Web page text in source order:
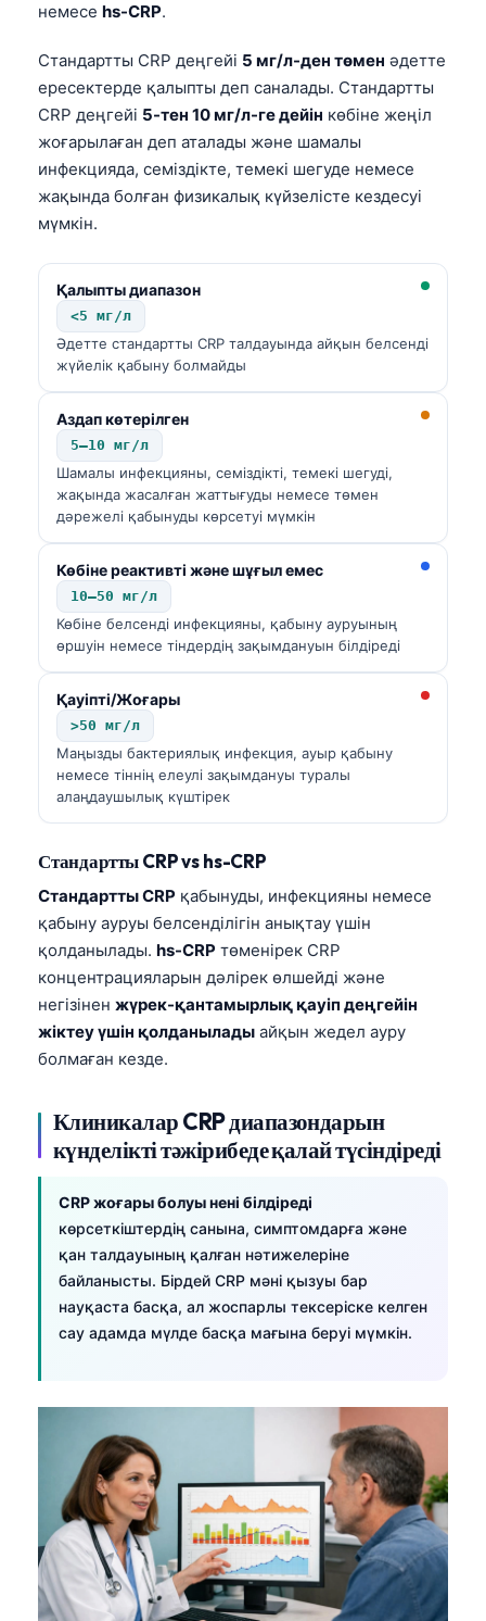
немесе hs-CRP.
Стандартты CRP деңгейі 5 мг/л-ден төмен әдетте
ересектерде қалыпты деп саналады. Стандартты
CRP деңгейі 5-тен 10 мг/л-ге дейін көбіне жеңіл
жоғарылаған деп аталады және шамалы
инфекцияда, семіздікте, темекі шегуде немесе
жақында болған физикалық күйзелісте кездесуі
мүмкін.
Қалыпты диапазон
<5 мг/л
Әдетте стандартты CRP талдауында айқын белсенді
жүйелік қабыну болмайды
Аздап көтерілген
5–10 мг/л
Шамалы инфекцияны, семіздікті, темекі шегуді,
жақында жасалған жаттығуды немесе төмен
дәрежелі қабынуды көрсетуі мүмкін
Көбіне реактивті және шұғыл емес
10–50 мг/л
Көбіне белсенді инфекцияны, қабыну ауруының
өршуін немесе тіндердің зақымдануын білдіреді
Қауіпті/Жоғары
>50 мг/л
Маңызды бактериялық инфекция, ауыр қабыну
немесе тіннің елеулі зақымдануы туралы
алаңдаушылық күштірек
Стандартты CRP vs hs-CRP
Стандартты CRP қабынуды, инфекцияны немесе
қабыну ауруы белсенділігін анықтау үшін
қолданылады. hs-CRP төменірек CRP
концентрацияларын дәлірек өлшейді және
негізінен жүрек-қантамырлық қауіп деңгейін
жіктеу үшін қолданылады айқын жедел ауру
болмаған кезде.
Клиникалар CRP диапазондарын
күнделікті тәжірибеде қалай түсіндіреді
CRP жоғары болуы нені білдіреді
көрсеткіштердің санына, симптомдарға және
қан талдауының қалған нәтижелеріне
байланысты. Бірдей CRP мәні қызуы бар
науқаста басқа, ал жоспарлы тексеріске келген
сау адамда мүлде басқа мағына беруі мүмкін.